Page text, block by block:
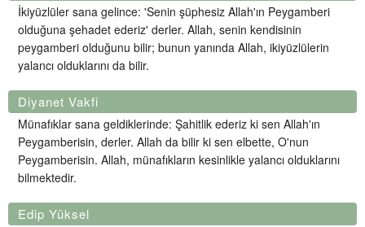
İkiyüzlüler sana gelince: 'Senin şüphesiz Allah'ın Peygamberi
olduğuna şehadet ederiz' derler. Allah, senin kendisinin
peygamberi olduğunu bilir; bunun yanında Allah, ikiyüzlülerin
yalancı olduklarını da bilir.
Diyanet Vakfi
Münafıklar sana geldiklerinde: Şahitlik ederiz ki sen Allah'ın
Peygamberisin, derler. Allah da bilir ki sen elbette, O'nun
Peygamberisin. Allah, münafıkların kesinlikle yalancı olduklarını
bilmektedir.
Edip Yüksel